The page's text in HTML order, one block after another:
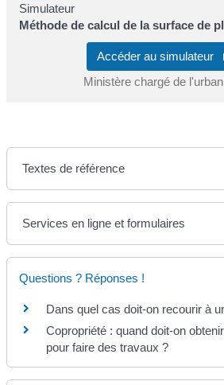
Simulateur
Méthode de calcul de la surface de
Accéder au simulateur
Ministère chargé de
Textes de référence
Services en ligne et formulaires
Questions ? Réponses !
Dans quel cas doit-on recourir à
Copropriété : quand doit-on
pour faire des travaux ?